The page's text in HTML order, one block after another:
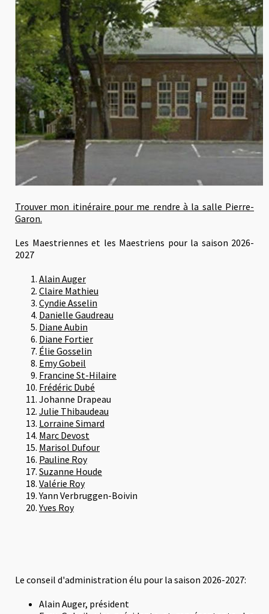
Trouver mon itinéraire pour me rendre à la salle Pierre-
Garon.
Les Maestriennes et les Maestriens pour la saison 2026-
2027
Alain Auger
Claire Mathieu
Cyndie Asselin
Danielle Gaudreau
Diane Aubin
Diane Fortier
Élie Gosselin
Emy Gobeil
Francine St-Hilaire
Frédéric Dubé
Johanne Drapeau
Julie Thibaudeau
Lorraine Simard
Marc Devost
Marisol Dufour
Pauline Roy
Suzanne Houde
Valérie Roy
Yann Verbruggen-Boivin
Yves Roy
Le conseil d'administration élu pour la saison 2026-2027:
Alain Auger, président